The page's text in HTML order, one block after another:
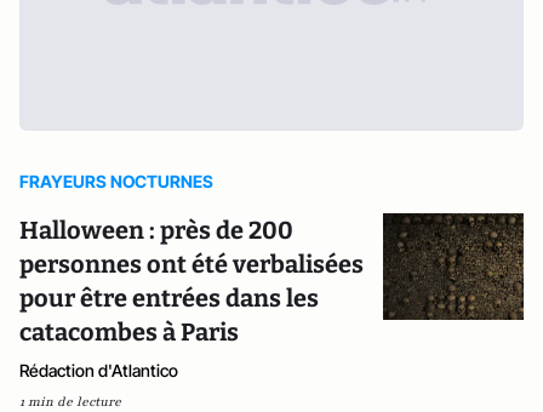
FRAYEURS NOCTURNES
Halloween : près de 200
personnes ont été verbalisées
pour être entrées dans les
catacombes à Paris
Rédaction d'Atlantico
1 min de lecture